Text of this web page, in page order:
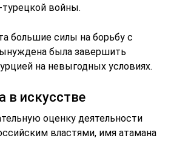
войны.
большие силы на борьбу с
была завершить
на невыгодных условиях.
в искусстве
оценку деятельности
властями, имя атамана